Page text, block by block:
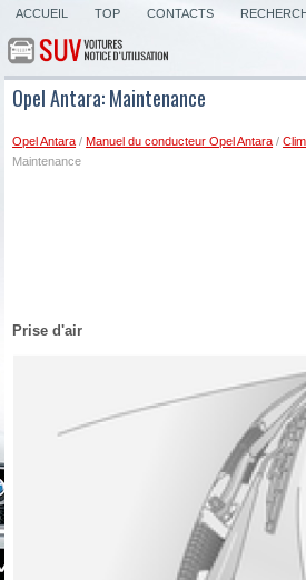
ACCUEIL TOP CONTACTS
Opel Antara: Maintenance
Opel Antara /Manuel du conducteur Opel Antara /
Maintenance
Prise d'air